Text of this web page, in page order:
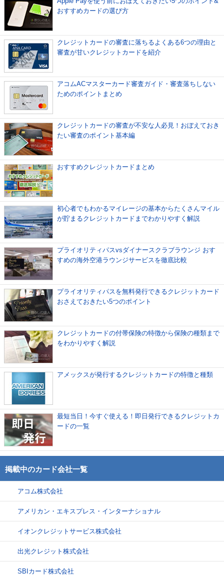
おすすめカードの選び方
クレジットカードの審査に落ちるよくある6つの理由と
審査が甘いクレジットカードを紹介
アコムACマスターカード審査ガイド・審査落ちしない
ためのポイントまとめ
クレジットカードの審査が不安な人必見！おぼえておき
たい審査のポイント基本編
おすすめクレジットカードまとめ
初心者でもわかるマイレージの基本からたくさんマイル
が貯まるクレジットカードまでわかりやすく解説
プライオリティパスvsダイナースクラブラウンジ おす
すめの海外空港ラウンジサービスを徹底比較
プライオリティパスを無料発行できるクレジットカード
おさえておきたい5つのポイント
クレジットカードの付帯保険の特徴から保険の種類まで
をわかりやすく解説
アメックスが発行するクレジットカードの特徴と種類
最短当日！今すぐ使える！即日発行できるクレジットカ
ードの一覧
掲載中のカード会社一覧
アコム株式会社
アメリカン・エキスプレス・インターナショナル
イオンクレジットサービス株式会社
出光クレジット株式会社
SBIカード株式会社